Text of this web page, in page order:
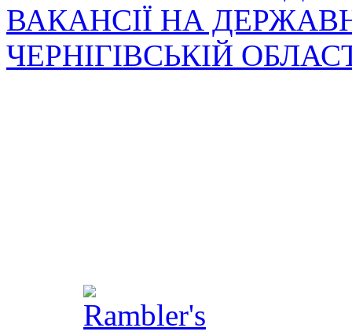
ВАКАНСІЇ НА
ЧЕРНІГІВСЬКІЙ